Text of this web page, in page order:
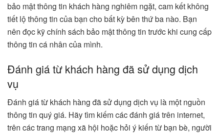
bảo mật thông tin khách hàng nghiêm ngặt, cam kết không
tiết lộ thông tin của bạn cho bất kỳ bên thứ ba nào. Bạn
nên đọc kỹ chính sách bảo mật thông tin trước khi cung cấp
thông tin cá nhân của mình.
Đánh giá từ khách hàng đã sử dụng dịch
vụ
Đánh giá từ khách hàng đã sử dụng dịch vụ là một nguồn
thông tin quý giá. Hãy tìm kiếm các đánh giá trên internet,
trên các trang mạng xã hội hoặc hỏi ý kiến từ bạn bè, người